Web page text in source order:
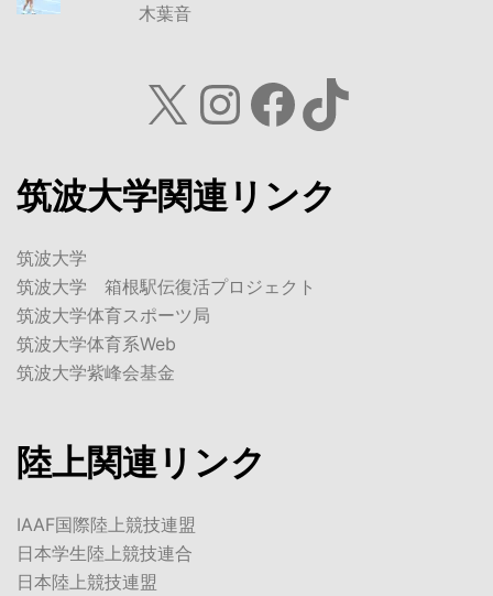
木葉音
X Instagram
Facebook
TikTok
筑波大学関連リンク
筑波大学
筑波大学 箱根駅伝復活プロジェクト
筑波大学体育スポーツ局
筑波大学体育系Web
筑波大学紫峰会基金
陸上関連リンク
IAAF国際陸上競技連盟
日本学生陸上競技連合
日本陸上競技連盟